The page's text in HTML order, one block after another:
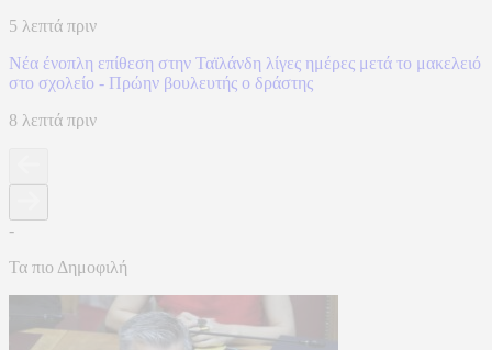
5 λεπτά πριν
Νέα ένοπλη επίθεση στην Ταϊλάνδη λίγες ημέρες μετά το μακελειό
στο σχολείο - Πρώην βουλευτής ο δράστης
8 λεπτά πριν
-
Τα πιο Δημοφιλή